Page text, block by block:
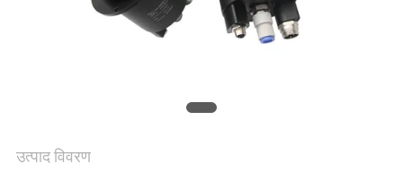
PRIVACY
उत्पाद विवरण